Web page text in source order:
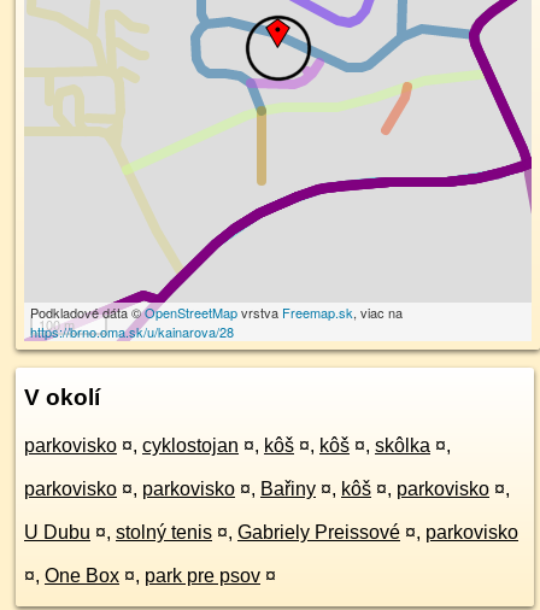
100 m
Podkladové dáta ©OpenStreetMapvrstva Freemap.sk, viac na
https://brno.oma.sk/u/kainarova/28
V okolí
parkovisko ¤, cyklostojan ¤, kôš ¤, kôš ¤, skôlka ¤,
parkovisko ¤, parkovisko ¤, Bařiny ¤, kôš ¤, parkovisko ¤,
U Dubu ¤, stolný tenis ¤, Gabriely Preissové ¤, parkovisko
¤, One Box ¤, park pre psov ¤